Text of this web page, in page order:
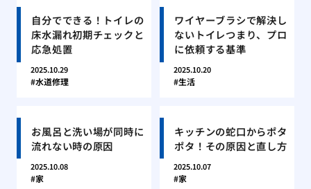
自分でできる！トイレの
床水漏れ初期チェックと
応急処置
2025.10.29
水道修理
ワイヤーブラシで解決し
ないトイレつまり、プロ
に依頼する基準
2025.10.20
生活
お風呂と洗い場が同時に
流れない時の原因
2025.10.08
家
キッチンの蛇口からポタ
ポタ！その原因と直し方
2025.10.07
家